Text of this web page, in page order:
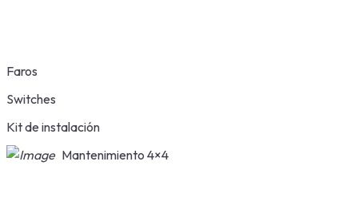
Faros
Switches
Kit de instalación
Mantenimiento 4×4